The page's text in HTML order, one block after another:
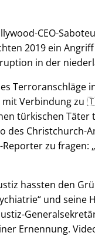
CEO-
2019 ein
in der
Terroranschläge
mit Verbindung zu
türkischen Täter
des Christchurch-
Reporter zu fragen:
hassten den
und seine
Ernennung.